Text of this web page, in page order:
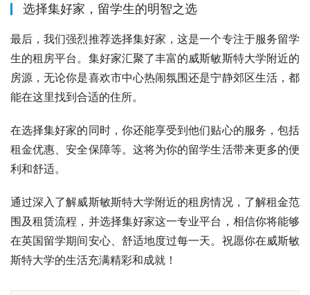
选择集好家，留学生的明智之选
最后，我们强烈推荐选择集好家，这是一个专注于服务留学
生的租房平台。集好家汇聚了丰富的威斯敏斯特大学附近的
房源，无论你是喜欢市中心热闹氛围还是宁静郊区生活，都
能在这里找到合适的住所。
在选择集好家的同时，你还能享受到他们贴心的服务，包括
租金优惠、安全保障等。这将为你的留学生活带来更多的便
利和舒适。
通过深入了解威斯敏斯特大学附近的租房情况，了解租金范
围及租赁流程，并选择集好家这一专业平台，相信你将能够
在英国留学期间安心、舒适地度过每一天。祝愿你在威斯敏
斯特大学的生活充满精彩和成就！